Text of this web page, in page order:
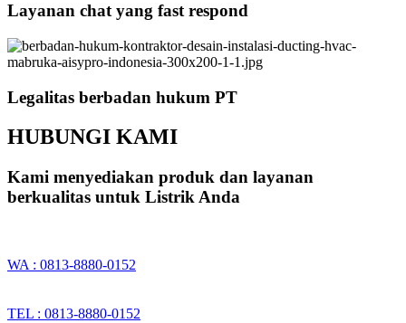
Layanan chat yang fast respond
Legalitas berbadan hukum PT
HUBUNGI KAMI
Kami menyediakan produk dan layanan
berkualitas untuk Listrik Anda
WA : 0813-8880-0152
TEL : 0813-8880-0152